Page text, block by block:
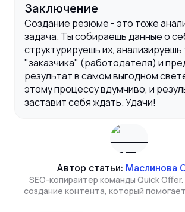
Заключение
Создание резюме - это тоже
задача. Ты собираешь данные о
структурируешь их,
"заказчика" (работодателя) и
результат в самом выгодном
этому процессу вдумчиво, и
заставит себя ждать. Удачи!
Автор статьи: Маслинова
SEO-копирайтер команды Quick
создание контента, который